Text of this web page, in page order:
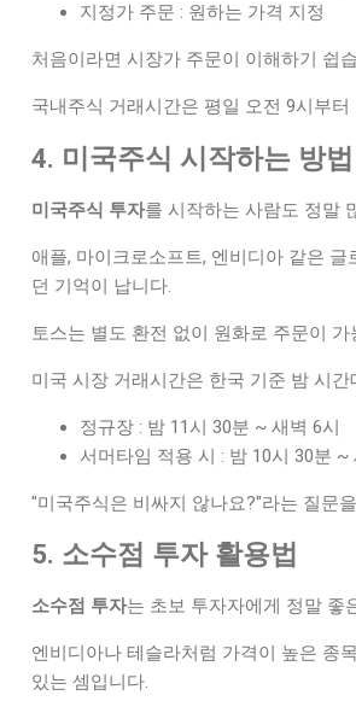
지정가 주문 : 원하는 가격 지정
처음이라면 시장가 주문이 이해하기 쉽
국내주식 거래시간은 평일 오전 9시부
4. 미국주식 시작하는 방법
미국주식 투자를 시작하는 사람도 정말
애플, 마이크로소프트, 엔비디아 같은
던 기억이 납니다.
토스는 별도 환전 없이 원화로 주문이
미국 시장 거래시간은 한국 기준 밤 시간
정규장 : 밤 11시 30분 ~ 새벽 6시
서머타임 적용 시 : 밤 10시 30분 ~
"미국주식은 비싸지 않나요?"라는 질문
5. 소수점 투자 활용법
소수점 투자는 초보 투자자에게 정말 좋
엔비디아나 테슬라처럼 가격이 높은 종
있는 셈입니다.